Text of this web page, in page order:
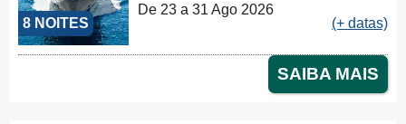
8 NOITES
De 23 a 31 Ago 2026
(+ datas)
SAIBA MAIS